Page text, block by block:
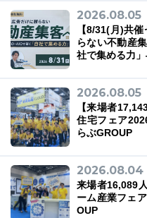
2026.08.05
【8/31(月)共
らない不動産
社で集める力
2026.08.05
【来場者
住宅フェア
らぶGROUP
2026.08.04
来場者16,089
ーム産業フェ
OUP